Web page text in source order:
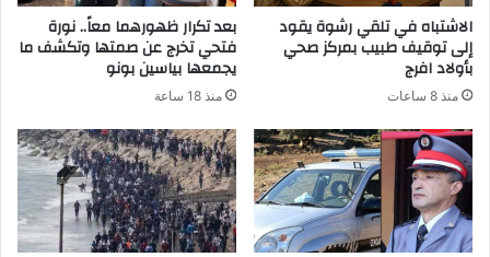
الاشتباه في تلقي رشوة يقود
إلى توقيف طبيب بمركز صحي
بأولاد افرج
منذ 8 ساعات
بعد تكرار ظهورهما معاً.. نورة
فتحي تخرج عن صمتها وتكشف ما
يجمعها بياسين بونو
منذ 18 ساعة